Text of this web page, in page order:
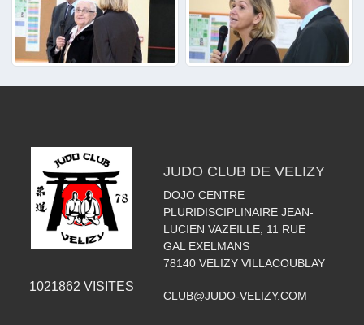
1021862 VISITES
JUDO CLUB DE VELIZY
DOJO CENTRE
PLURIDISCIPLINAIRE JEAN-
LUCIEN VAZEILLE, 11 RUE
GAL EXELMANS
78140 VELIZY VILLACOUBLAY
CLUB@JUDO-VELIZY.COM